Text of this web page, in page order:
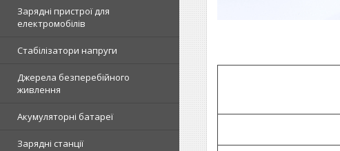
Зарядні пристрої для
електромобілів
Стабілізатори напруги
Джерела безперебійного
живлення
Акумуляторні батареї
Зарядні станції